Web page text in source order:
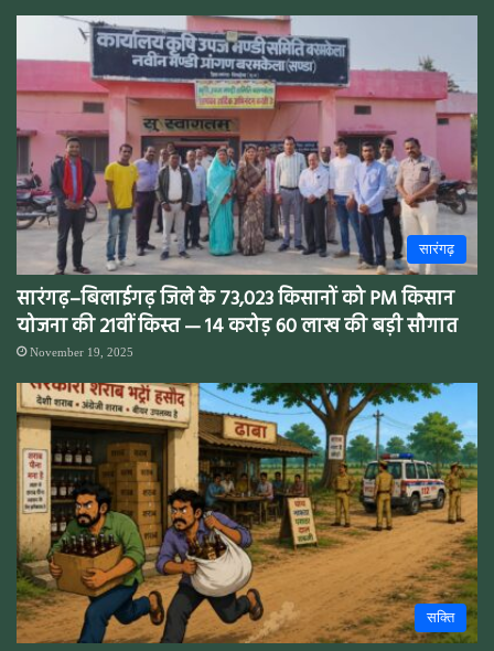
सारंगढ़
सारंगढ़–बिलाईगढ़ जिले के 73,023 किसानों को PM किसान
योजना की 21वीं किस्त — 14 करोड़ 60 लाख की बड़ी सौगात
November 19, 2025
सक्ति